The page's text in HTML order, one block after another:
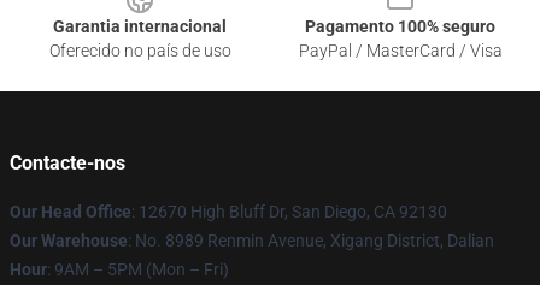
Garantia internacional
Oferecido no país de uso
Pagamento 100% seguro
PayPal / MasterCard / Visa
Contacte-nos
Our Head Office: 12670 High Bluff Dr, San Diego, CA 92130
Our Warehouse: No. 8989 Renmin Avenue, Xigang District, Dalian
Hour: 9AM – 5PM (Mon – Fri)